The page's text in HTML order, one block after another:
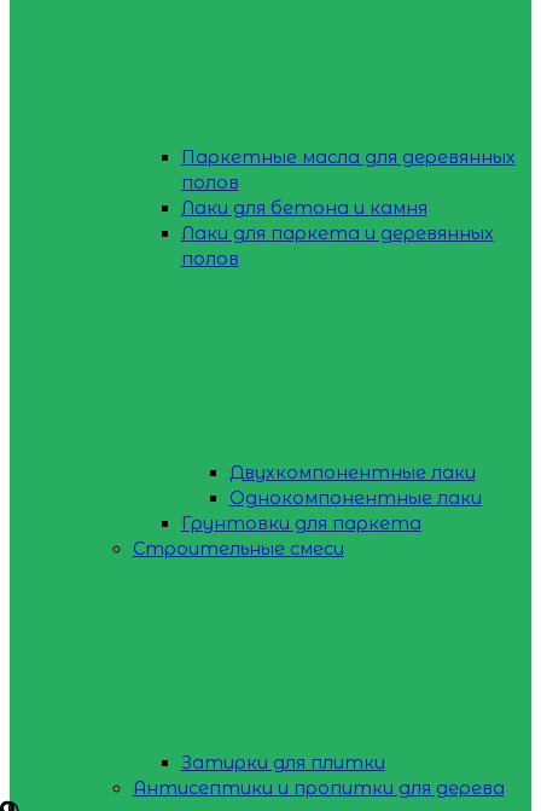
Паркетные масла для деревянных
полов
Лаки для бетона и камня
Лаки для паркета и деревянных
полов
Двухкомпонентные лаки
Однокомпонентные лаки
Грунтовки для паркета
Строительные смеси
Затирки для плитки
Антисептики и пропитки для дерева